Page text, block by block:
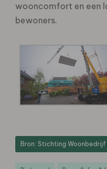
wooncomfort en een
bewoners.
Bron: Stichting Woonbedrijf